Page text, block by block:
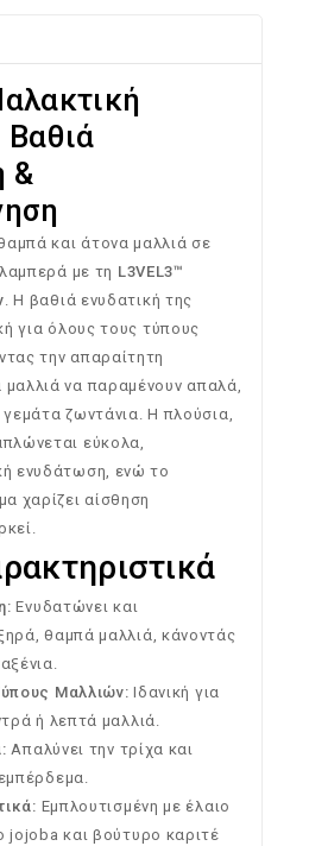
&
και άτονα μαλλιά σε
με τη L3VEL3™
. Η βαθιά ενυδατική της
για όλους τους τύπους
την απαραίτητη
να παραμένουν απαλά,
γεμάτα ζωντάνια. Η πλούσια,
εύκολα,
ενυδάτωση, ενώ το
χαρίζει αίσθηση
Ενυδατώνει και
θαμπά μαλλιά, κάνοντάς
Μαλλιών: Ιδανική για
ή λεπτά μαλλιά.
Απαλύνει την τρίχα και
Εμπλουτισμένη με έλαιο
jojoba και βούτυρο καριτέ